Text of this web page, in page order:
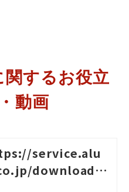
するお役立
動画
service.alu
download/4